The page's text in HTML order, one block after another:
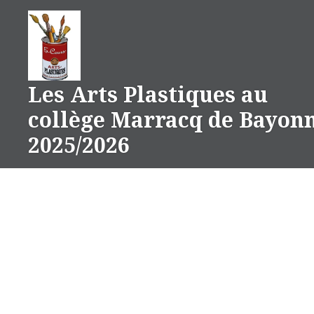
Les Arts Plastiques au
collège Marracq de
2025/2026